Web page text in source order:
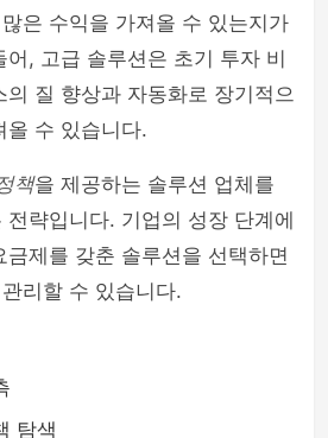
은 수익을 가져올 수 있는지가
, 고급 솔루션은 초기 투자 비
의 질 향상과 자동화로 장기적으
올 수 있습니다.
책을 제공하는 솔루션 업체를
략입니다. 기업의 성장 단계에
제를 갖춘 솔루션을 선택하면
리할 수 있습니다.
탐색